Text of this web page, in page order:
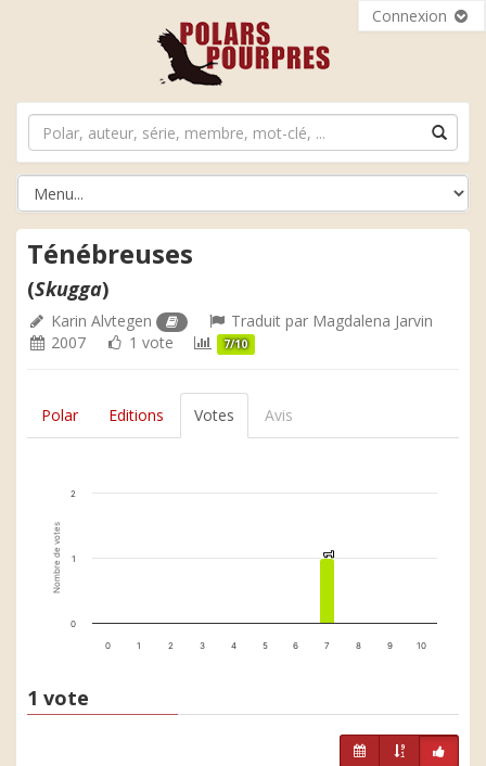
Connexion
Ténébreuses
(Skugga)
Karin Alvtegen Traduit par Magdalena Jarvin
2007
1 vote 7/10
Polar Editions Votes Avis
Nombre de votes 1
1
0 1 2 3 4 5 6 7 8 9 10
0
1
2
1 vote